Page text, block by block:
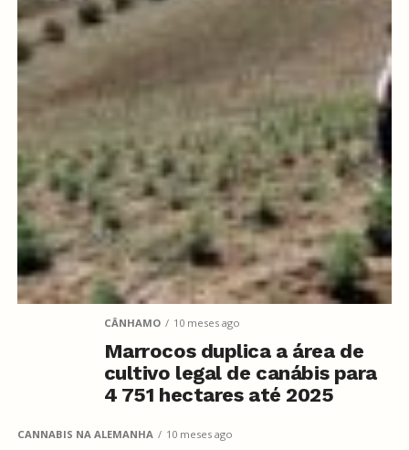
CÂNHAMO 10 meses ago
Marrocos duplica a área de
cultivo legal de canábis para
4 751 hectares até 2025
CANNABIS NA ALEMANHA 10 meses ago